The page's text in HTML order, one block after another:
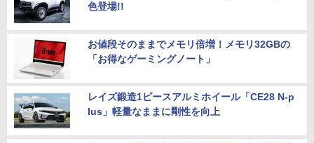
色登場!!
お値段そのままでメモリ倍増！メモリ32GBの
「お得なゲーミングノート」
レイズ鍛造1ピースアルミホイール「CE28 N-p
lus」軽量なままに剛性を向上